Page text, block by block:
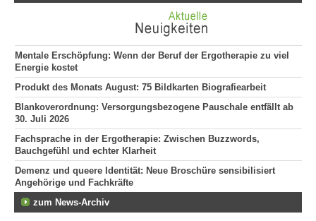
Mentale Erschöpfung: Wenn der Beruf der Ergotherapie zu viel
Energie kostet
Produkt des Monats August: 75 Bildkarten Biografiearbeit
Blankoverordnung: Versorgungsbezogene Pauschale entfällt ab
30. Juli 2026
Fachsprache in der Ergotherapie: Zwischen Buzzwords,
Bauchgefühl und echter Klarheit
Demenz und queere Identität: Neue Broschüre sensibilisiert
Angehörige und Fachkräfte
zum News-Archiv